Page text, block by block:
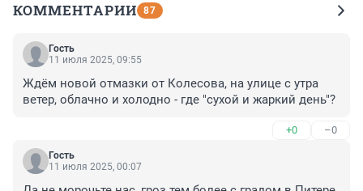
КОММЕНТАРИИ 87
Гость
11 июля 2025, 09:55
Ждём новой отмазки от Колесова, на улице с утра
ветер, облачно и холодно - где "сухой и жаркий день"?
+0 –0
Гость
11 июля 2025, 00:07